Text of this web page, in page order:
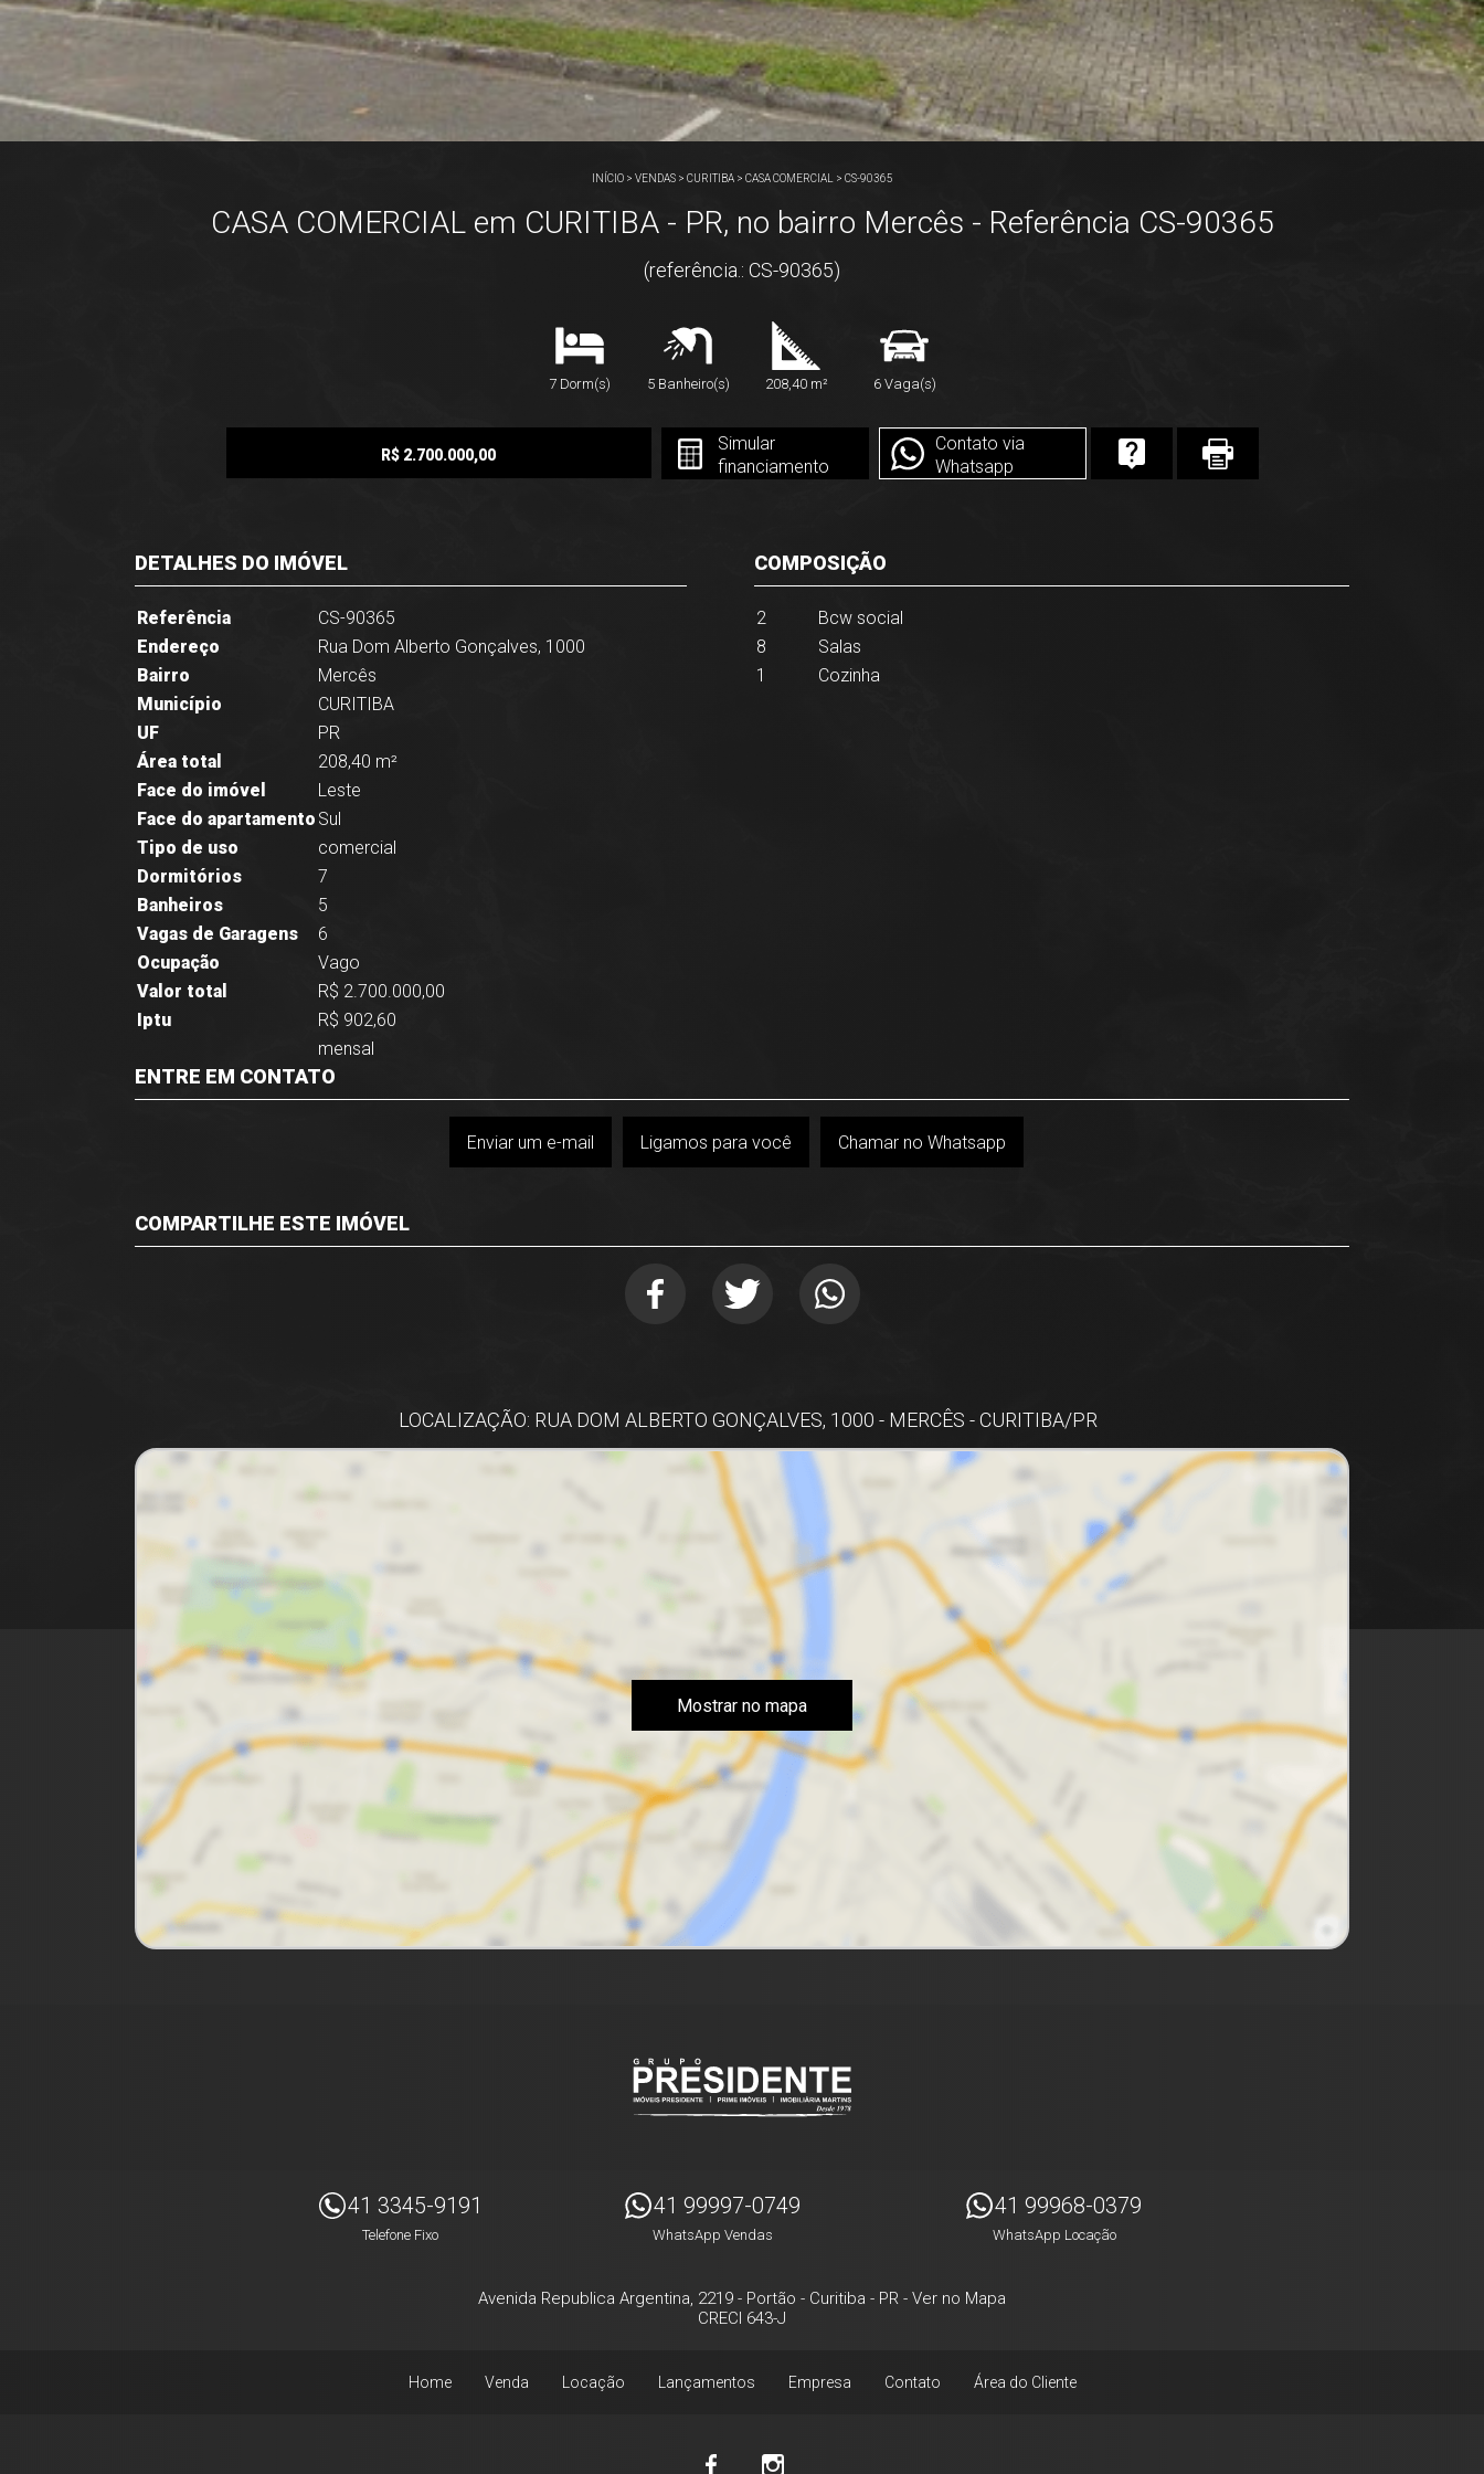
INÍCIO> VENDAS> CURITIBA> CASA COMERCIAL > CS-90365
CASA COMERCIAL em CURITIBA - PR, no bairro Mercês - Referência CS-90365
(referência.: CS-90365)
7 Dorm(s) 5 Banheiro(s) 208,40 m² 6 Vaga(s)
R$ 2.700.000,00
Simular
financiamento
Contato via
Whatsapp
DETALHES DO IMÓVEL
Referência
CS-90365
Endereço
Rua Dom Alberto Gonçalves, 1000
Bairro
Mercês
Município
CURITIBA
UF
PR
Área total
208,40 m²
Face do imóvel
Leste
Face do apartamento Sul
Tipo de uso
comercial
Dormitórios
7
Banheiros
5
Vagas de Garagens
6
Ocupação
Vago
Valor total
R$ 2.700.000,00
Iptu
R$ 902,60
mensal
COMPOSIÇÃO
2
Bcw social
8
Salas
1
Cozinha
ENTRE EM CONTATO
Enviar um e-mail Ligamos para você Chamar no Whatsapp
COMPARTILHE ESTE IMÓVEL
LOCALIZAÇÃO: RUA DOM ALBERTO GONÇALVES, 1000 - MERCÊS - CURITIBA/PR
Mostrar no mapa
41 3345-9191
Telefone Fixo
41 99997-0749
WhatsApp Vendas
41 99968-0379
WhatsApp Locação
Avenida Republica Argentina, 2219 - Portão - Curitiba - PR - Ver no Mapa
CRECI 643-J
Home Venda Locação Lançamentos Empresa Contato Área do Cliente